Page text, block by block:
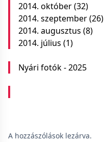
2014. október(32)
2014. szeptember(26)
2014. augusztus (8)
2014. július (1)
Nyári fotók - 2025
A hozzászólások lezárva.